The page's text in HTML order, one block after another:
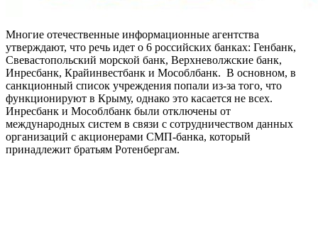
Многие отечественные информационные агентства
утверждают, что речь идет о 6 российских банках: Генбанк,
Свевастопольский морской банк, Верхневолжские банк,
Инресбанк, Крайинвестбанк и Мособлбанк. В основном, в
санкционный список учреждения попали из-за того, что
функционируют в Крыму, однако это касается не всех.
Инресбанк и Мособлбанк были отключены от
международных систем в связи с сотрудничеством данных
организаций с акционерами СМП-банка, который
принадлежит братьям Ротенбергам.